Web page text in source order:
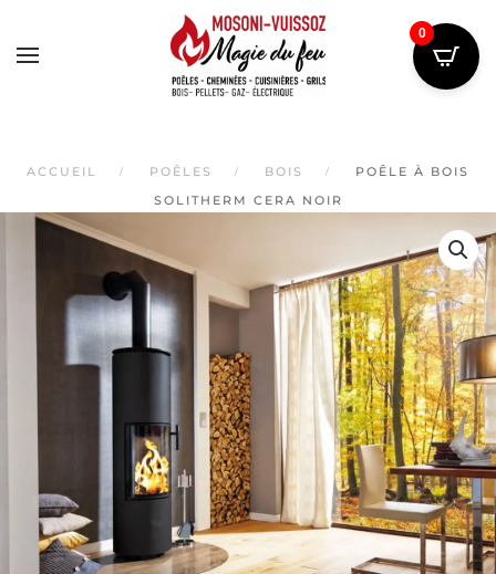
ACCUEIL POÊLES BOIS
POÊLE À BOIS
SOLITHERM CERA NOIR
0